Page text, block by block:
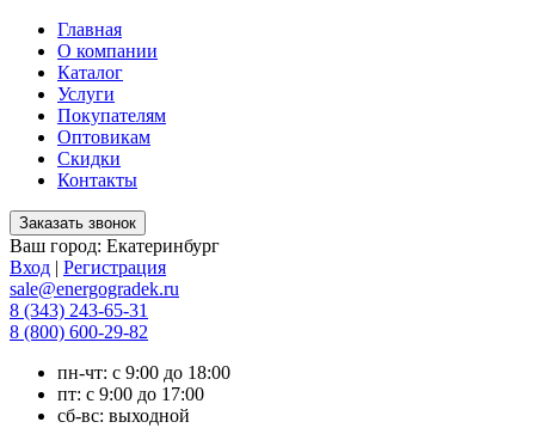
Главная
О компании
Каталог
Услуги
Покупателям
Оптовикам
Скидки
Контакты
Ваш город: Екатеринбург
Вход | Регистрация
sale@energogradek.ru
8 (343) 243-65-31
8 (800) 600-29-82
пн-чт: с 9:00 до 18:00
пт: с 9:00 до 17:00
сб-вс: выходной